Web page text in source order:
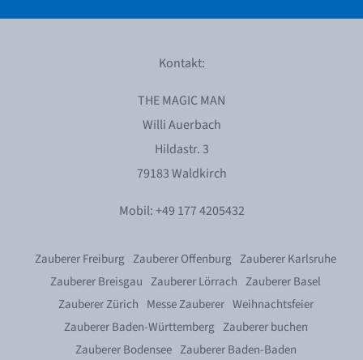
Kontakt:
THE MAGIC MAN
Willi Auerbach
Hildastr. 3
79183 Waldkirch
Mobil: +49 177 4205432
Zauberer Freiburg Zauberer Offenburg Zauberer Karlsruhe
Zauberer Breisgau Zauberer Lörrach Zauberer Basel
Zauberer Zürich Messe Zauberer Weihnachtsfeier
Zauberer Baden-Württemberg Zauberer buchen
Zauberer Bodensee Zauberer Baden-Baden